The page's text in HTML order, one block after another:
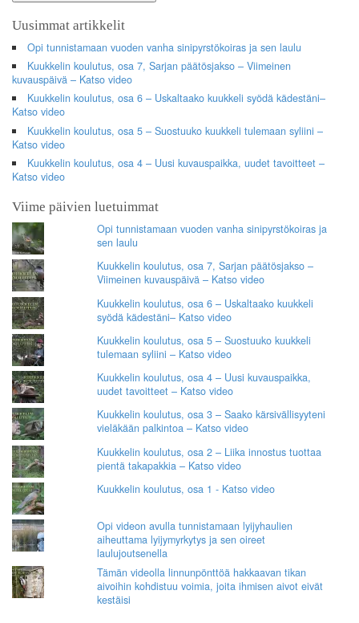
Uusimmat artikkelit
Opi tunnistamaan vuoden vanha sinipyrstökoiras ja sen laulu
Kuukkelin koulutus, osa 7, Sarjan päätösjakso – Viimeinen
kuvauspäivä – Katso video
Kuukkelin koulutus, osa 6 – Uskaltaako kuukkeli syödä kädestäni–
Katso video
Kuukkelin koulutus, osa 5 – Suostuuko kuukkeli tulemaan syliini –
Katso video
Kuukkelin koulutus, osa 4 – Uusi kuvauspaikka, uudet tavoitteet –
Katso video
Viime päivien luetuimmat
Opi tunnistamaan vuoden vanha sinipyrstökoiras ja
sen laulu
Kuukkelin koulutus, osa 7, Sarjan päätösjakso –
Viimeinen kuvauspäivä – Katso video
Kuukkelin koulutus, osa 6 – Uskaltaako kuukkeli
syödä kädestäni– Katso video
Kuukkelin koulutus, osa 5 – Suostuuko kuukkeli
tulemaan syliini – Katso video
Kuukkelin koulutus, osa 4 – Uusi kuvauspaikka,
uudet tavoitteet – Katso video
Kuukkelin koulutus, osa 3 – Saako kärsivällisyyteni
vieläkään palkintoa – Katso video
Kuukkelin koulutus, osa 2 – Liika innostus tuottaa
pientä takapakkia – Katso video
Kuukkelin koulutus, osa 1 - Katso video
Opi videon avulla tunnistamaan lyijyhaulien
aiheuttama lyijymyrkytys ja sen oireet
laulujoutsenella
Tämän videolla linnunpönttöä hakkaavan tikan
aivoihin kohdistuu voimia, joita ihmisen aivot eivät
kestäisi